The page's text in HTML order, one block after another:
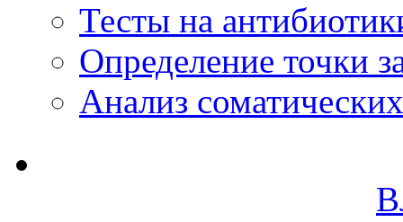
Тесты на
Определение точки
Анализ